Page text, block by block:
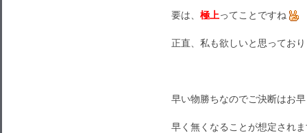
要は、 極上ってことですね
正直、私も欲しいと思ってお
早い物勝ちなのでご決断はお
早く無くなることが想定され